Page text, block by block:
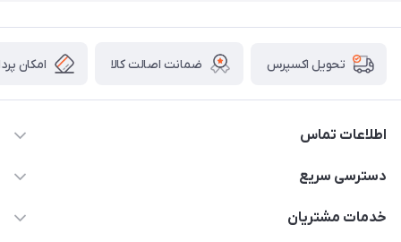
تحویل اکسپرس ضمانت اصالت کالا امکان
اطلاعات تماس
09034287359
دسترسی سریع
حساب کاربری
خدمات مشتریان